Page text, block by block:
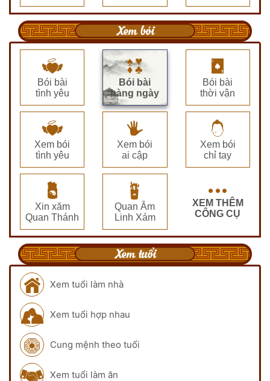
Xem bói
Bói bài
tình yêu
Bói bài
hàng ngày
Bói bài
thời vận
Xem bói
tình yêu
Xem bói
ai cập
Xem bói
chỉ tay
Xin xăm
Quan Thánh
Quan Âm
Linh Xám
XEM THÊM
CÔNG CỤ
Xem tuổi
Xem tuổi làm nhà
Xem tuổi hợp nhau
Cung mệnh theo tuổi
Xem tuổi làm ăn